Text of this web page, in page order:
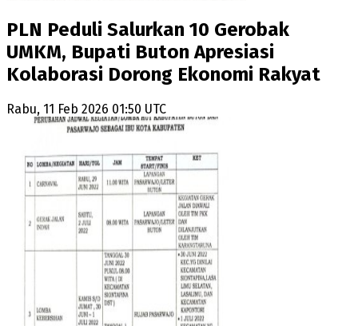
PLN Peduli Salurkan 10 Gerobak
UMKM, Bupati Buton Apresiasi
Kolaborasi Dorong Ekonomi Rakyat
Rabu, 11 Feb 2026 01:50 UTC